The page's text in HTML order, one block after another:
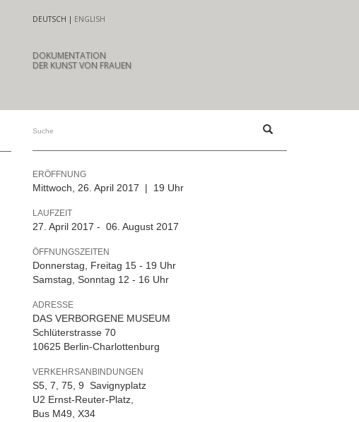
DEUTSCH ENGLISH
DOKUMENTATION
DER KUNST VON FRAUEN
ERÖFFNUNG
Mittwoch, 26. April 2017 | 19 Uhr
LAUFZEIT
27. April 2017 - 06. August 2017
ÖFFNUNGSZEITEN
Donnerstag, Freitag 15 - 19 Uhr
Samstag, Sonntag 12 - 16 Uhr
ADRESSE
DAS VERBORGENE MUSEUM
Schlüterstrasse 70
10625 Berlin-Charlottenburg
VERKEHRSANBINDUNGEN
S5, 7, 75, 9 Savignyplatz
U2 Ernst-Reuter-Platz,
Bus M49, X34